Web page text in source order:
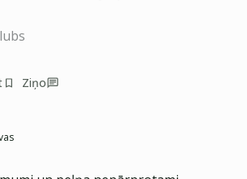
Ziņo